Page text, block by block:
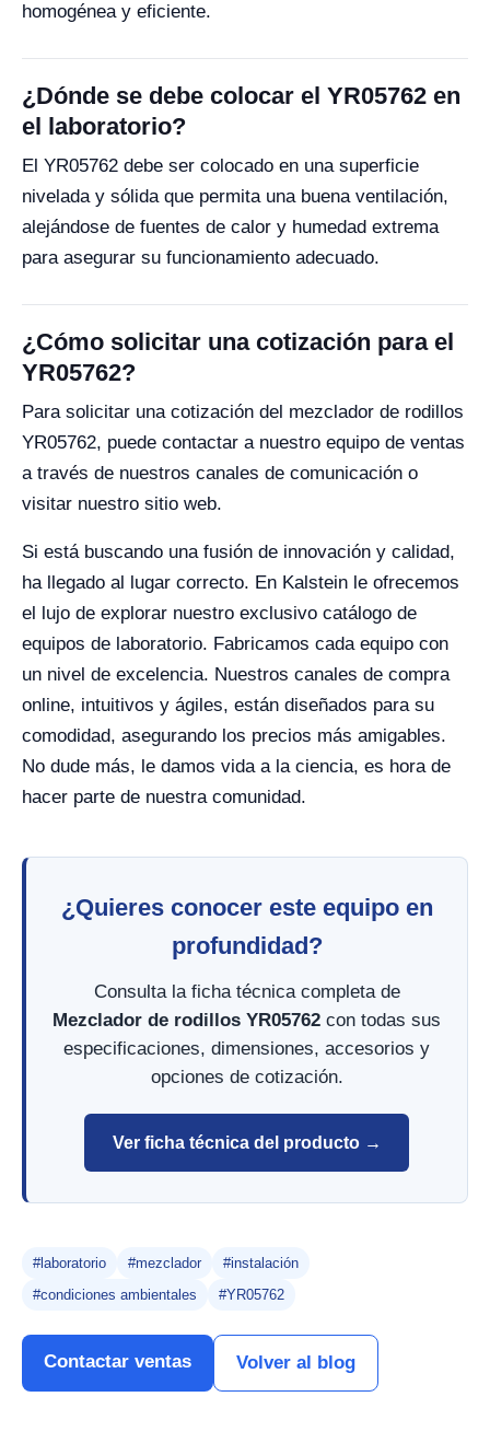
homogénea y eficiente.
¿Dónde se debe colocar el YR05762 en
el laboratorio?
El YR05762 debe ser colocado en una superficie
nivelada y sólida que permita una buena ventilación,
alejándose de fuentes de calor y humedad extrema
para asegurar su funcionamiento adecuado.
¿Cómo solicitar una cotización para el
YR05762?
Para solicitar una cotización del mezclador de rodillos
YR05762, puede contactar a nuestro equipo de ventas
a través de nuestros canales de comunicación o
visitar nuestro sitio web.
Si está buscando una fusión de innovación y calidad,
ha llegado al lugar correcto. En Kalstein le ofrecemos
el lujo de explorar nuestro exclusivo catálogo de
equipos de laboratorio. Fabricamos cada equipo con
un nivel de excelencia. Nuestros canales de compra
online, intuitivos y ágiles, están diseñados para su
comodidad, asegurando los precios más amigables.
No dude más, le damos vida a la ciencia, es hora de
hacer parte de nuestra comunidad.
¿Quieres conocer este equipo en
profundidad?
Consulta la ficha técnica completa de
Mezclador de rodillos YR05762 con todas sus
especificaciones, dimensiones, accesorios y
opciones de cotización.
Ver ficha técnica del producto →
#laboratorio #mezclador
#instalación
#condiciones ambientales
#YR05762
Contactar ventas Volver al blog